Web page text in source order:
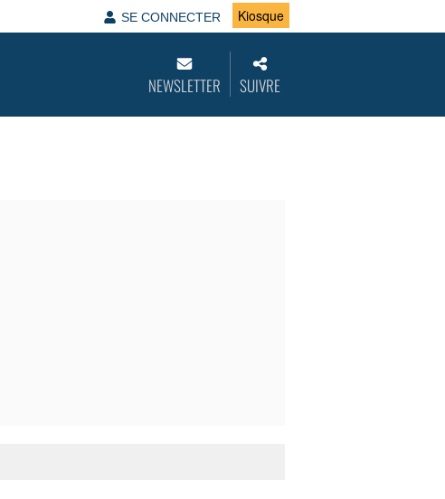
SE CONNECTER Kiosque
NEWSLETTER SUIVRE